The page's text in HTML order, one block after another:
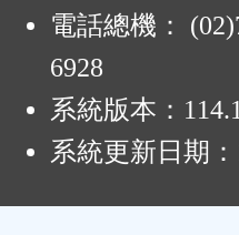
電話總機：
6928
系統版本：
系統更新日期：